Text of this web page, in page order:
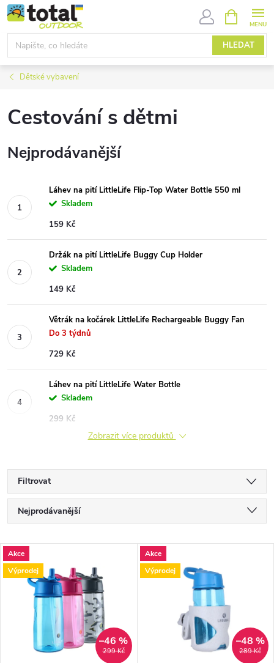
Přejít
na
obsah
HLEDAT
NÁKUPNÍ
KOŠÍK
Dětské vybavení
Cestování s dětmi
Nejprodávanější
Láhev na pití LittleLife Flip-Top Water Bottle 550 ml
Skladem
159 Kč
Držák na pití LittleLife Buggy Cup Holder
Skladem
149 Kč
Větrák na kočárek LittleLife Rechargeable Buggy Fan
Do 3 týdnů
729 Kč
Láhev na pití LittleLife Water Bottle
Skladem
299 Kč
Zobrazit více produktů
Filtrovat
Ř
a
z
Nejprodávanější
Nejdražší
Abecedně
V
ý
Akce
Výprodej
299 Kč
–46 %
Akce
Výprodej
289 Kč
–48 %